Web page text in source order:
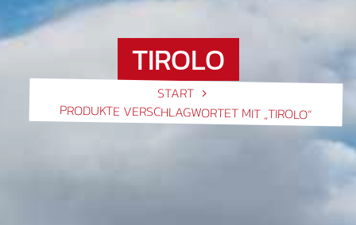
TIROLO
START
PRODUKTE VERSCHLAGWORTET MIT „TIROLO“